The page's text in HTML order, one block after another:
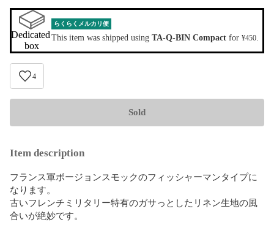
Dedicated
box
らくらくメルカリ便
This item was shipped using TA-Q-BIN Compact for ¥450.
4
Sold
Item description
フランス軍ボージョンスモックのフィッシャーマンタイプに
なります。
古いフレンチミリタリー特有のガサっとしたリネン生地の風
合いが絶妙です。